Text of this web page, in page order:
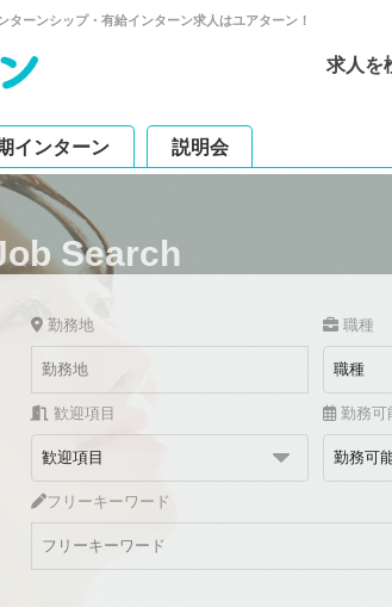
ーンシップ・有給インターン求人はユアターン！
求人を
インターン 説明会
Search
勤務地 職種
歓迎項目 勤務可
フリーキーワード